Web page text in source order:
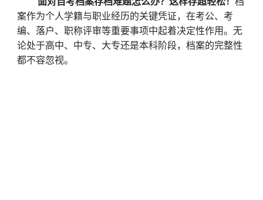
案作为个人学籍与职业经历的关键凭证，在考公、考
编、落户、职称评审等重要事项中起着决定性作用。无
论处于高中、中专、大专还是本科阶段，档案的完整性
都不容忽视。